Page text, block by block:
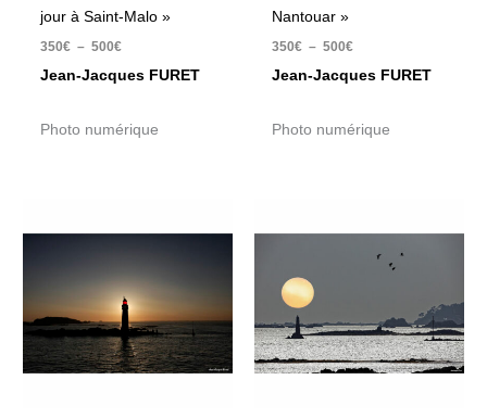
jour à Saint-Malo »
350€ – 500€
Jean-Jacques FURET
Photo numérique
Nantouar »
350€ – 500€
Jean-Jacques FURET
Photo numérique
à
500€
350€